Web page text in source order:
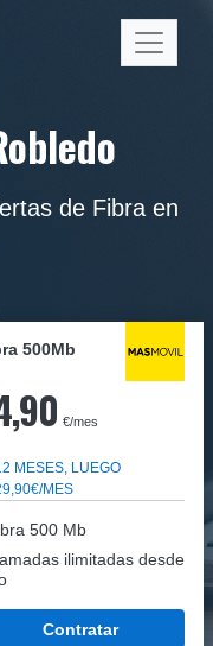
de Fibra en
500Mb
€/mes
MESES, LUEGO
MES
500 Mb
ilimitadas desde
Contratar